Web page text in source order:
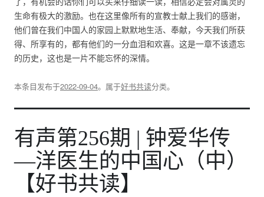
生命有极大的激励。也在这里像所有的宣教士献上我们的感谢，
他们曾在我们中国人的家园上默默地生活、奉献，今天我们所获
得、所享有的，都有他们的一分血泪和欢喜。这是一章不该遗忘
的历史，这也是一片不能忘怀的深情。
本条目发布于2022-09-04。属于好书共读分类。
有声第256期 | 钟爱华传
—洋医生的中国心（中）
【好书共读】